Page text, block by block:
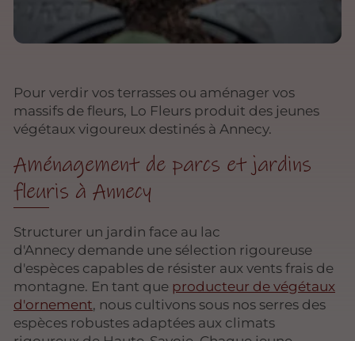
Pour verdir vos terrasses ou aménager vos
massifs de fleurs, Lo Fleurs produit des jeunes
végétaux vigoureux destinés à Annecy.
Aménagement de parcs et jardins
fleuris à Annecy
Structurer un jardin face au lac
d'Annecy demande une sélection rigoureuse
d'espèces capables de résister aux vents frais de
montagne. En tant que producteur de végétaux
d'ornement, nous cultivons sous nos serres des
espèces robustes adaptées aux climats